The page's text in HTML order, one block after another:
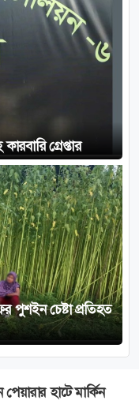
গ্রেপ্তার
পুশইন চেষ্টা প্রতিহত
হাটে মার্কিন